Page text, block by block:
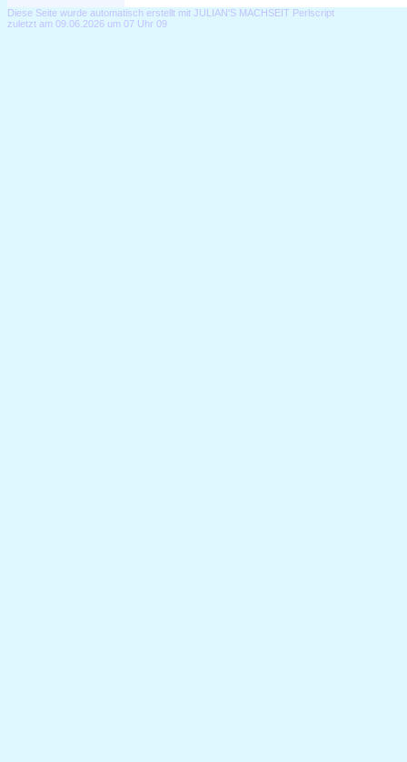
Diese Seite wurde automatisch erstellt mit JULIAN'S MACHSEIT Perlscript
zuletzt am 09.06.2026 um 07 Uhr 09